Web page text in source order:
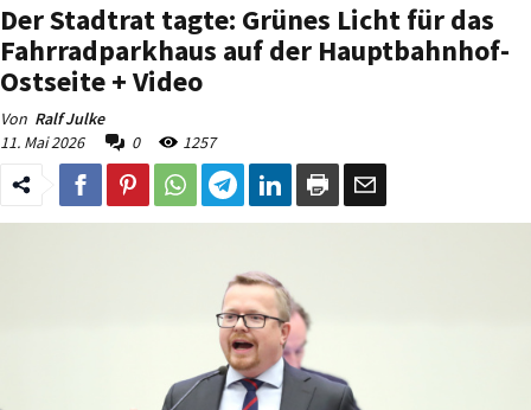
Der Stadtrat tagte: Grünes Licht für das
Fahrradparkhaus auf der Hauptbahnhof-
Ostseite + Video
Von Ralf Julke
11. Mai 2026
0 1257